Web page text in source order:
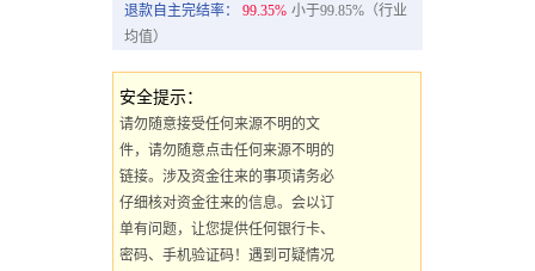
退款自主完结率： 99.35% 小于99.85%（行业
均值）
安全提示：
请勿随意接受任何来源不明的文
件，请勿随意点击任何来源不明的
链接。涉及资金往来的事项请务必
仔细核对资金往来的信息。会以订
单有问题，让您提供任何银行卡、
密码、手机验证码！遇到可疑情况